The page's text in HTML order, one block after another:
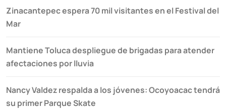
Zinacantepec espera 70 mil visitantes en el Festival del
Mar
Mantiene Toluca despliegue de brigadas para atender
afectaciones por lluvia
Nancy Valdez respalda a los jóvenes: Ocoyoacac tendrá
su primer Parque Skate